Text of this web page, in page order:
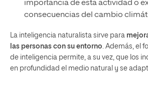
importancia de esta actividad o
consecuencias del cambio
La inteligencia naturalista sirve para
las personas con su entorno. Además, el
de inteligencia permite, a su vez, que los
en profundidad el medio natural y se